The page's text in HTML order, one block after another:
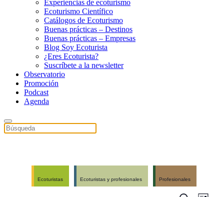
Experiencias de ecoturismo
Ecoturismo Científico
Catálogos de Ecoturismo
Buenas prácticas – Destinos
Buenas prácticas – Empresas
Blog Soy Ecoturista
¿Eres Ecoturista?
Suscríbete a la newsletter
Observatorio
Promoción
Podcast
Agenda
Ecoturistas Ecoturistas y profesionales Profesionales